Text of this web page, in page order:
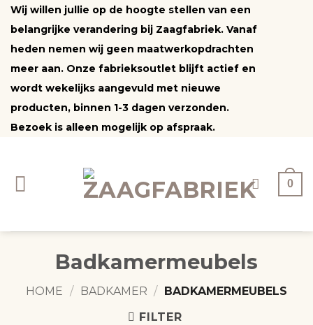
Ga
naar
inhoud
Wij willen jullie op de hoogte stellen van een
belangrijke verandering bij Zaagfabriek. Vanaf
heden nemen wij geen maatwerkopdrachten
meer aan. Onze fabrieksoutlet blijft actief en
wordt wekelijks aangevuld met nieuwe
producten, binnen 1-3 dagen verzonden.
Bezoek is alleen mogelijk op afspraak.
0
Badkamermeubels
HOME / BADKAMER /
BADKAMERMEUBELS
FILTER